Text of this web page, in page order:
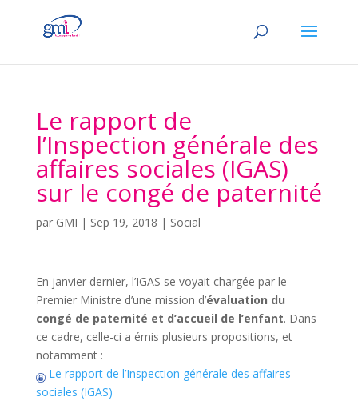
Le rapport de
l’Inspection générale des
affaires sociales (IGAS)
sur le congé de paternité
par GMI | Sep 19, 2018 | Social
En janvier dernier, l’IGAS se voyait chargée par le
Premier Ministre d’une mission d’évaluation du
congé de paternité et d’accueil de l’enfant. Dans
ce cadre, celle-ci a émis plusieurs propositions, et
notamment :
Le rapport de l’Inspection générale des affaires
sociales (IGAS)